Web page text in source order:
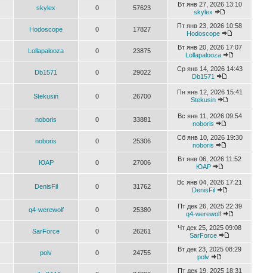
skylex 0 57623
Вт янв 27, 2026 13:10
skylex
Hodoscope 0 17827
Пт янв 23, 2026 10:58
Hodoscope
Lollapalooza 0 23875
Вт янв 20, 2026 17:07
Lollapalooza
Db1571 0 29022
Ср янв 14, 2026 14:43
Db1571
Stekusin 0 26700
Пн янв 12, 2026 15:41
Stekusin
noboris 0 33881
Вс янв 11, 2026 09:54
noboris
noboris 0 25306
Сб янв 10, 2026 19:30
noboris
ЮАР 0 27006
Вт янв 06, 2026 11:52
ЮАР
DenisFil 0 31762
Вс янв 04, 2026 17:21
DenisFil
q4-werewolf 0 25380
Пт дек 26, 2025 22:39
q4-werewolf
SarForce 0 26261
Чт дек 25, 2025 09:08
SarForce
polv 0 24755
Вт дек 23, 2025 08:29
polv
Пт дек 19, 2025 18:31